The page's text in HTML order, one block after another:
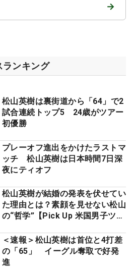
→
ランキング
松山英樹は裏街道から「64」で2
試合連続トップ5 24歳がツアー
初優勝
プレーオフ進出をかけたラストマ
ッチ 松山英樹は日本時間7日深
夜にティオフ
松山英樹が結婚の発表を伏せてい
た理由とは？素顔を見せない松山
の“哲学”【Pick Up 米国男子ツア
＜速報＞松山英樹は首位と4打差
の「65」 イーグル奪取で好発
進